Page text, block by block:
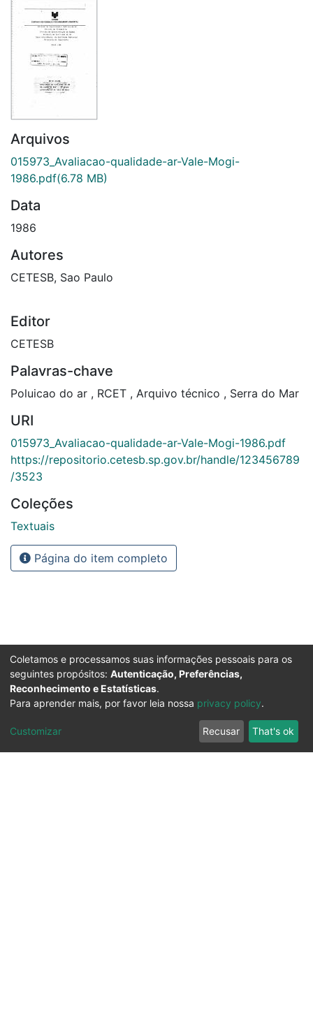
Fale Conosco
Arquivos
015973_Avaliacao-qualidade-ar-Vale-Mogi-
1986.pdf(6.78 MB)
Data
1986
Autores
CETESB, Sao Paulo
Editor
CETESB
Palavras-chave
Poluicao do ar , RCET , Arquivo técnico , Serra do Mar
URI
015973_Avaliacao-qualidade-ar-Vale-Mogi-1986.pdf
https://repositorio.cetesb.sp.gov.br/handle/123456789
/3523
Coleções
Textuais
Página do item completo
Coletamos e processamos suas informações pessoais para os
seguintes propósitos: Autenticação, Preferências,
Reconhecimento e Estatísticas.
Para aprender mais, por favor leia nossa privacy policy.
Customizar Recusar That's ok